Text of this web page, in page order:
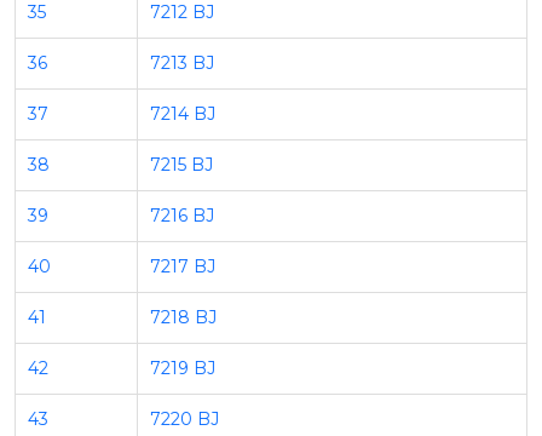
35 7212 BJ
36 7213 BJ
37 7214 BJ
38 7215 BJ
39 7216 BJ
40 7217 BJ
41 7218 BJ
42 7219 BJ
43 7220 BJ